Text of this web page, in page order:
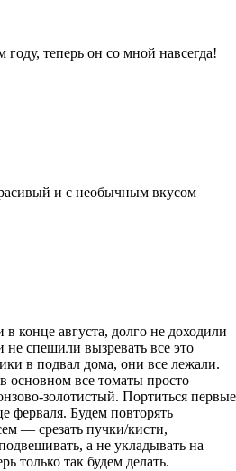
теперь он со мной навсегда!
и с необычным вкусом
конце августа, долго не доходили
спешили вызревать все это
в подвал дома, они все лежали.
основном все томаты просто
золотистый. Портиться первые
ферваля. Будем повторять
— срезать пучки/кисти,
а не укладывать на
только так будем делать.